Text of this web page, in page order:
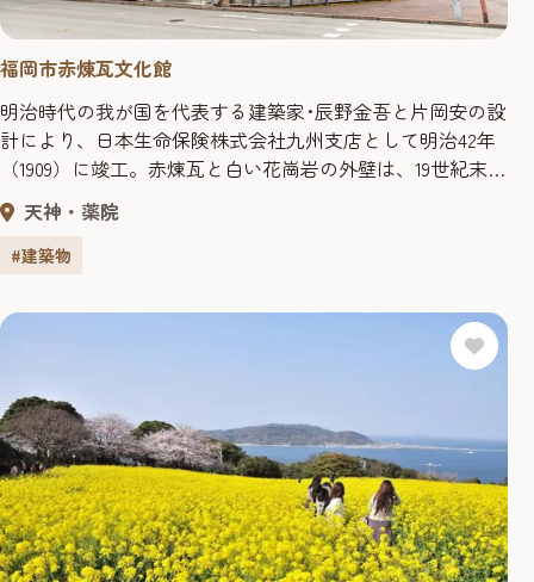
福岡市赤煉瓦文化館
明治時代の我が国を代表する建築家･辰野金吾と片岡安の設
計により、日本生命保険株式会社九州支店として明治42年
（1909）に竣工。赤煉瓦と白い花崗岩の外壁は、19世紀末の
イギリス様式で、ほかに尖塔やドームなど、小規模ながら
変化に富んでいる。 平成2年（1990）まで市歴史資料館とし
て使用された後、平成6年(1994)２月、有料の会議室等を備
ン...
天神・薬院
#建築物